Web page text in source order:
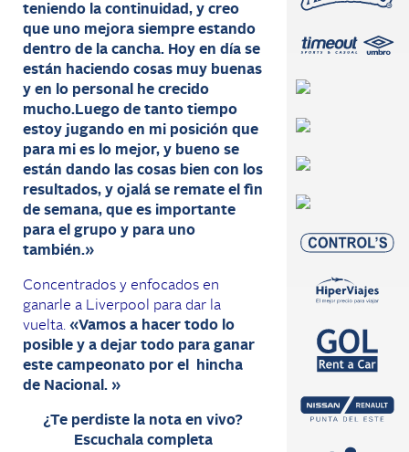
teniendo la continuidad, y creo
que uno mejora siempre estando
dentro de la cancha. Hoy en día se
están haciendo cosas muy buenas
y en lo personal he crecido
mucho.Luego de tanto tiempo
estoy jugando en mi posición que
para mi es lo mejor, y bueno se
están dando las cosas bien con los
resultados, y ojalá se remate el fin
de semana, que es importante
para el grupo y para uno
también.»
Concentrados y enfocados en
ganarle a Liverpool para dar la
vuelta. «Vamos a hacer todo lo
posible y a dejar todo para ganar
este campeonato por el hincha
de Nacional. »
¿Te perdiste la nota en vivo?
Escuchala completa